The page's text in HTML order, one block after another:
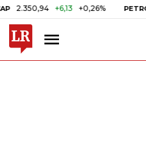
+6,13 +0,26% PETRÓLEO